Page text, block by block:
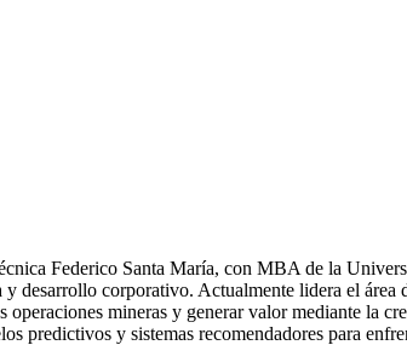
Federico Santa María, con MBA de la
y desarrollo corporativo. Actualmente lidera el
operaciones mineras y generar valor mediante la
predictivos y sistemas recomendadores para